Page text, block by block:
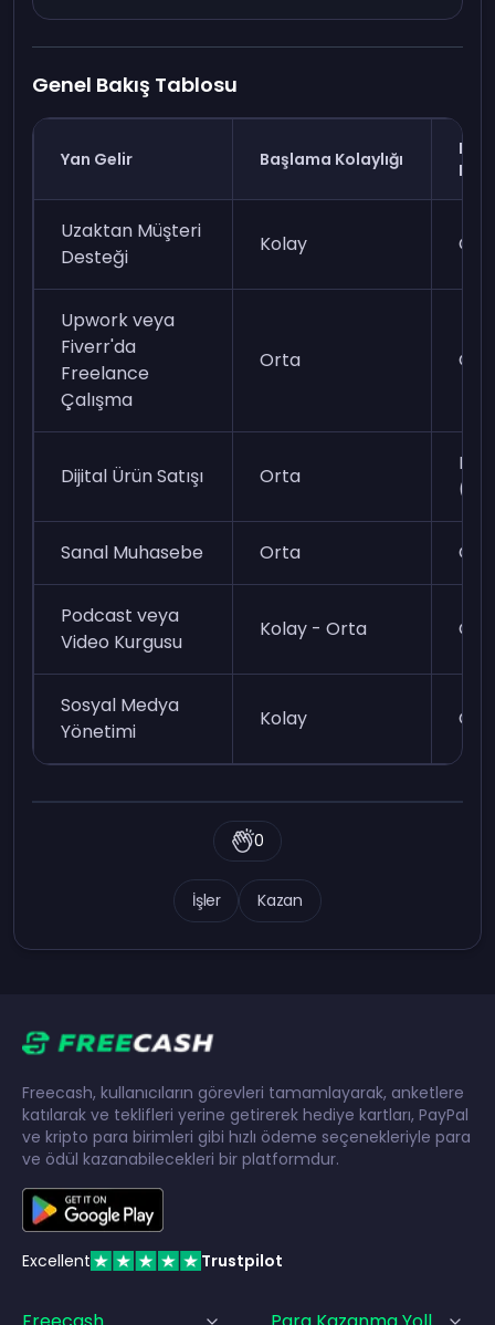
Genel Bakış Tablosu
Yan Gelir Başlama Kolaylığı
Uzaktan Müşteri
Desteği
Kolay
Upwork veya
Fiverr'da
Freelance
Çalışma
Orta
Dijital Ürün Satışı Orta
Sanal Muhasebe Orta
Podcast veya
Video Kurgusu
Kolay - Orta
Sosyal Medya
Yönetimi
Kolay
İşler Kazan
0
Freecash, kullanıcıların görevleri tamamlayarak, anketlere
katılarak ve teklifleri yerine getirerek hediye kartları, PayPal
ve kripto para birimleri gibi hızlı ödeme seçenekleriyle para
ve ödül kazanabilecekleri bir platformdur.
Excellent Trustpilot